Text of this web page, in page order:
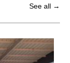
See all →